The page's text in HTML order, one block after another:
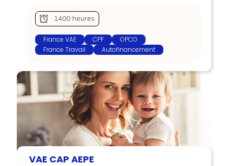
1400 heures
France VAE CPF
OPCO
France Travail
Autofinancement
VAE CAP AEPE